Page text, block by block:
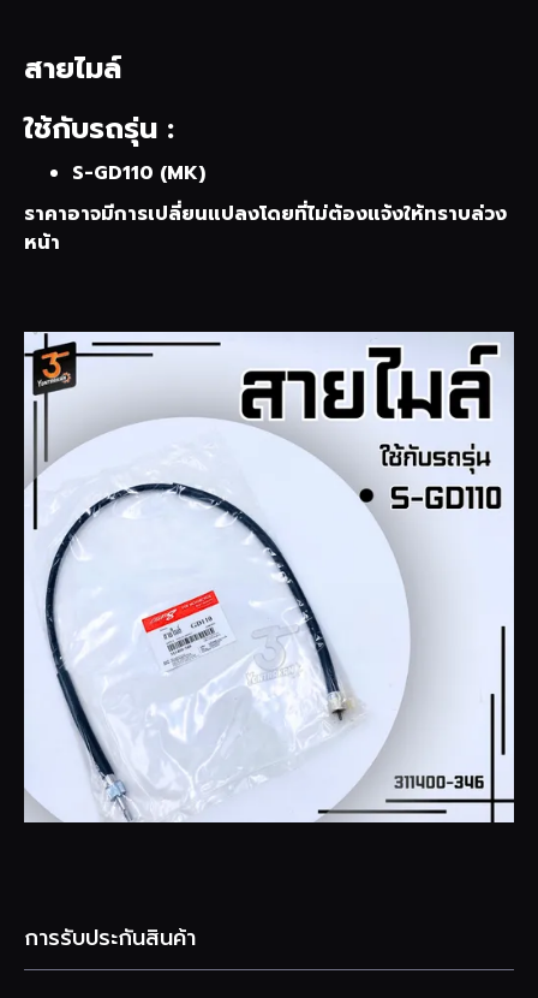
สายไมล์
ใช้กับรถรุ่น :
S-GD110 (MK)
ราคาอาจมีการเปลี่ยนแปลงโดยที่ไม่ต้องแจ้งให้ทราบล่วง
หน้า
การรับประกันสินค้า